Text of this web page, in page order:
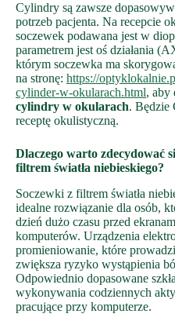
Cylindry są zawsze
potrzeb pacjenta. Na recepcie
soczewek podawana jest w
parametrem jest oś działania
którym soczewka ma
na stronę: https://
cylinder-w-okularach.html, aby
cylindry w okularach. Będzie
receptę okulistyczną.
Dlaczego warto zdecydować
filtrem światła niebieskiego?
Soczewki z filtrem światła
idealne rozwiązanie dla osób,
dzień dużo czasu przed
komputerów. Urządzenia
promieniowanie, które
zwiększa ryzyko wystąpienia
Odpowiednio dopasowane
wykonywania codziennych
pracujące przy komputerze.